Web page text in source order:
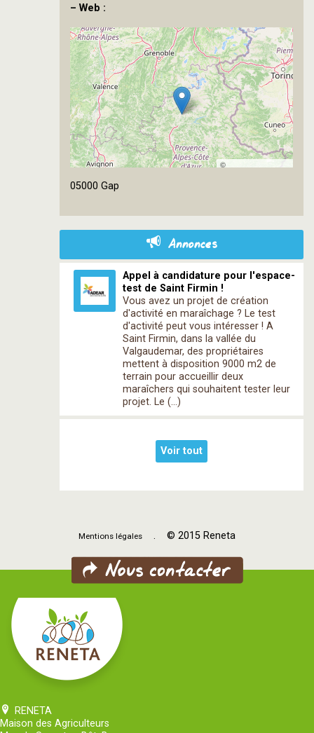
– Web :
©
05000 Gap
Annonces
Appel à candidature pour l'espace-
test de Saint Firmin !
Vous avez un projet de création
d'activité en maraîchage ? Le test
d'activité peut vous intéresser ! A
Saint Firmin, dans la vallée du
Valgaudemar, des propriétaires
mettent à disposition 9000 m2 de
terrain pour accueillir deux
maraîchers qui souhaitent tester leur
projet. Le (…)
Voir tout
Mentions légales . © 2015 Reneta
RENETA
Maison des Agriculteurs